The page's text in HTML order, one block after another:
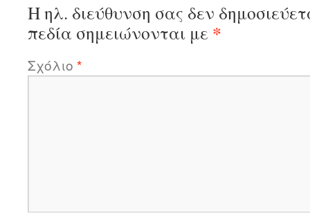
Η ηλ. διεύθυνση σας δεν
πεδία σημειώνονται με *
Σχόλιο *